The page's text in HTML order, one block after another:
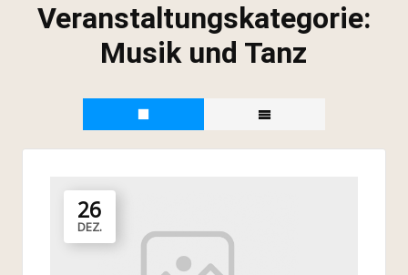
Veranstaltungskategorie:
Musik und Tanz
26
DEZ.